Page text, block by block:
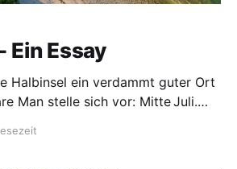
Ein Essay
Halbinsel ein verdammt guter Ort
Juli.